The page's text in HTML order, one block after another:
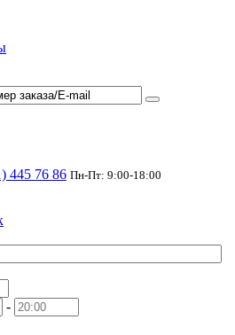
445 76 86 Пн-Пт: 9:00-18:00
-